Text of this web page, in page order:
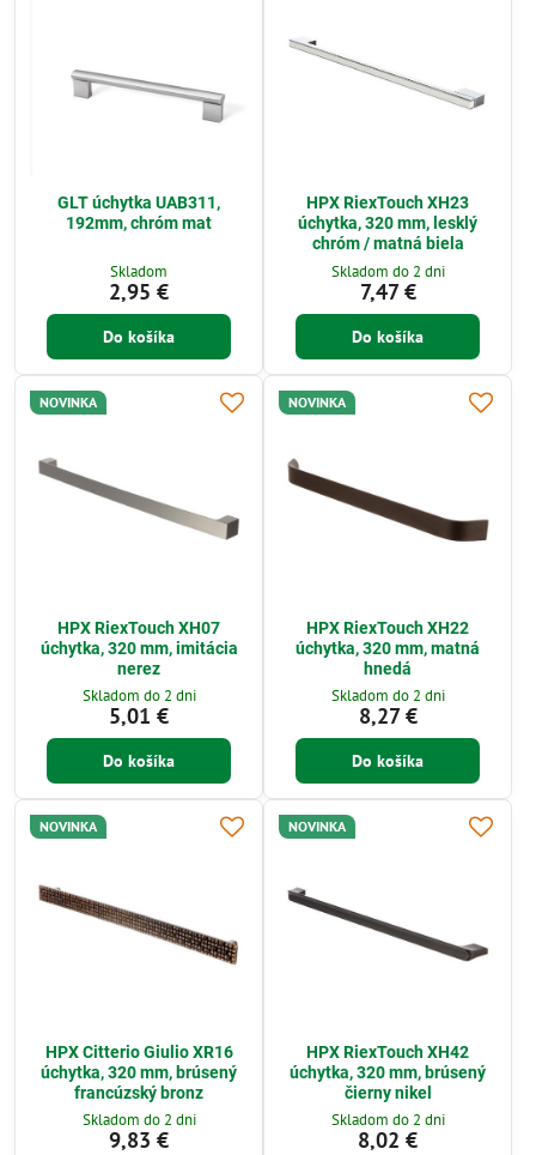
GLT úchytka UAB311,
192mm, chróm mat
Skladom
2,95 €
Do košíka
HPX RiexTouch XH23
úchytka, 320 mm, lesklý
chróm / matná biela
Skladom do 2 dni
7,47 €
Do košíka
NOVINKA
HPX RiexTouch XH07
úchytka, 320 mm, imitácia
nerez
Skladom do 2 dni
5,01 €
Do košíka
NOVINKA
HPX RiexTouch XH22
úchytka, 320 mm, matná
hnedá
Skladom do 2 dni
8,27 €
Do košíka
NOVINKA
HPX Citterio Giulio XR16
úchytka, 320 mm, brúsený
francúzský bronz
Skladom do 2 dni
9,83 €
NOVINKA
HPX RiexTouch XH42
úchytka, 320 mm, brúsený
čierny nikel
Skladom do 2 dni
8,02 €